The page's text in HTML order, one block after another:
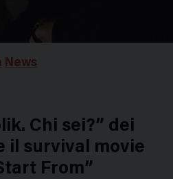
News
Chi sei?” dei
il survival movie
From”